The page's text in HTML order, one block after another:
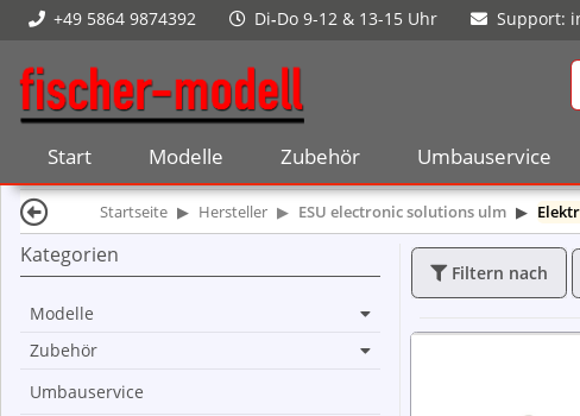
+49 5864 9874392 Di-Do 9-12 & 13-15 Uhr Support:
Start Modelle Zubehör Umbauservice
Startseite Hersteller ESU electronic solutions ulm
Filtern nach
Kategorien
Modelle
Zubehör
Umbauservice